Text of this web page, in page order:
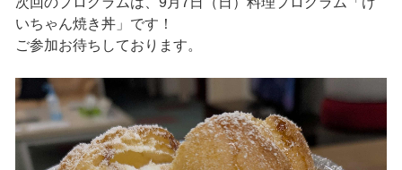
いちゃん焼き丼」です！
ご参加お待ちしております。